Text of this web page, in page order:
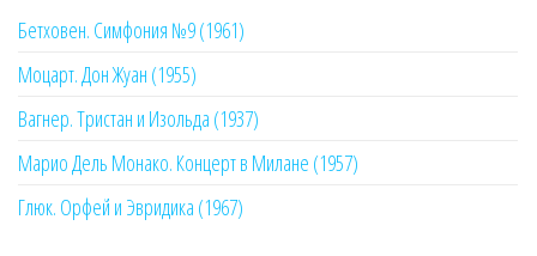
Бетховен. Симфония №9 (1961)
Моцарт. Дон Жуан (1955)
Вагнер. Тристан и Изольда (1937)
Марио Дель Монако. Концерт в Милане (1957)
Глюк. Орфей и Эвридика (1967)